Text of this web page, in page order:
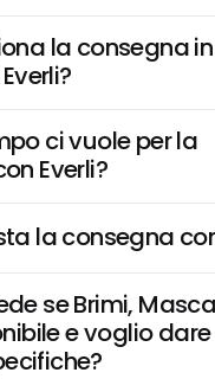
la consegna in
ci vuole per la
Everli?
la consegna
se Brimi,
e voglio dare